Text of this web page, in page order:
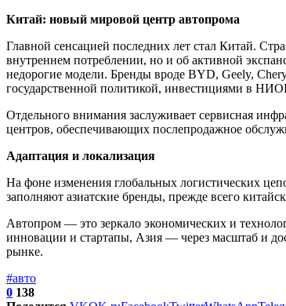
Китай: новый мировой центр автопрома
Главной сенсацией последних лет стал Китай.
внутреннем потреблении, но и об активной
недорогие модели. Бренды вроде BYD, Geely,
государственной политикой, инвестициями в
Отдельного внимания заслуживает сервисная
центров, обеспечивающих послепродажное
Адаптация и локализация
На фоне изменения глобальных логистических
заполняют азиатские бренды, прежде всего
Автопром — это зеркало экономических и
инновации и стартапы, Азия — через масштаб и
рынке.
#авто
0 138